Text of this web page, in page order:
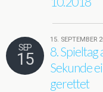
SEP
15
15. SEPTEMBER
8. Spieltag
Sekunde
gerettet